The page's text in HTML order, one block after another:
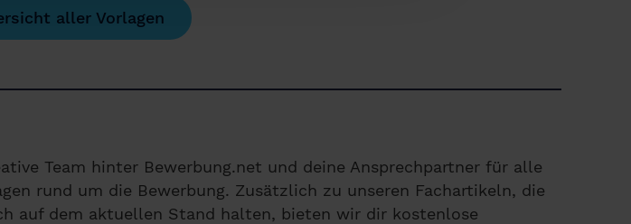
aller Vorlagen
Team hinter Bewerbung.net und deine Ansprechpartner für alle
rund um die Bewerbung. Zusätzlich zu unseren Fachartikeln, die
auf dem aktuellen Stand halten, bieten wir dir kostenlose